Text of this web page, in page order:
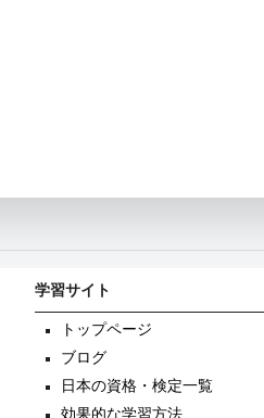
学習サイト
トップページ
ブログ
日本の資格・検定一覧
効果的な学習方法